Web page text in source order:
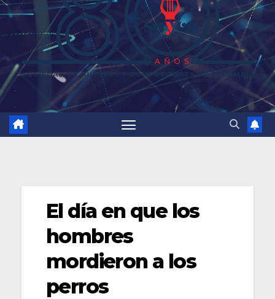
El día en que los
hombres
mordieron a los
perros